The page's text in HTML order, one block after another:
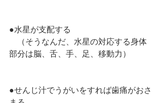
●水星が支配する
（そうなんだ、水星の対応する身体
部分は脳、舌、手、足、移動力）
●せんじ汁でうがいをすれば歯痛がおさ